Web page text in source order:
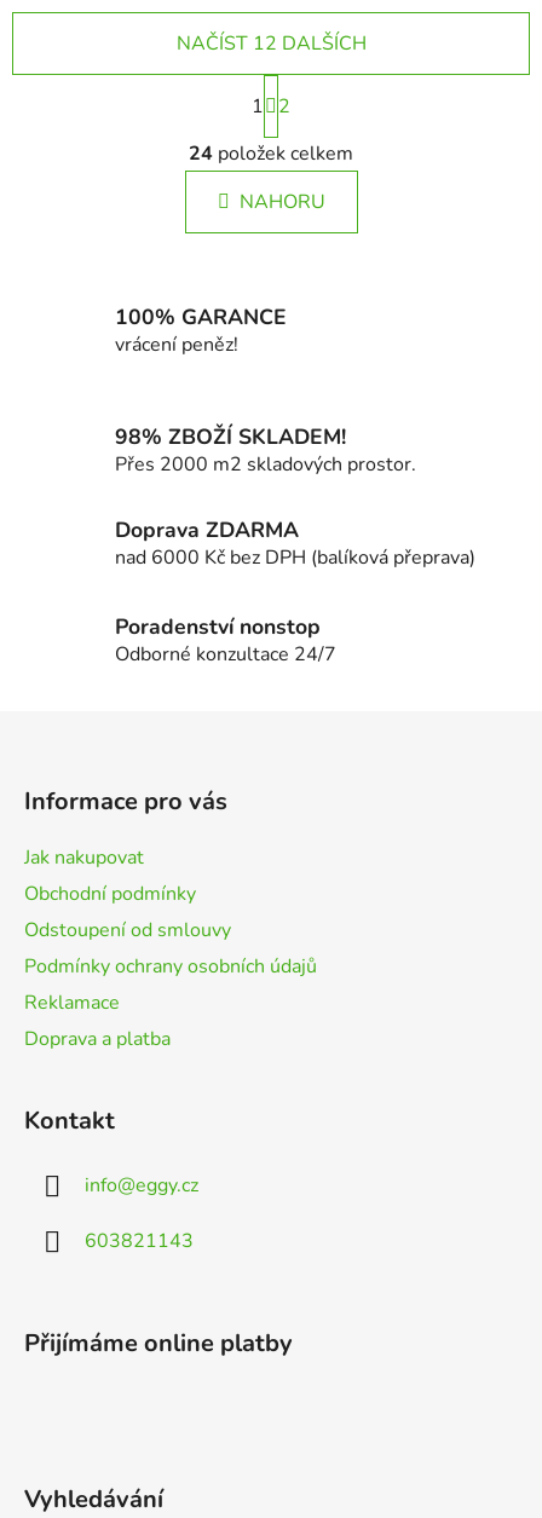
O
v
l
á
d
í
k
y
v
p
i
NAČÍST 12 DALŠÍCH
S
t
r
á
n
k
í
1
2
24 položek celkem
NAHORU
100% GARANCE
vrácení peněz!
98% ZBOŽÍ SKLADEM!
Přes 2000 m2 skladových prostor.
Doprava ZDARMA
nad 6000 Kč bez DPH (balíková přeprava)
Poradenství nonstop
Odborné konzultace 24/7
Informace pro vás
Jak nakupovat
Obchodní podmínky
Odstoupení od smlouvy
Podmínky ochrany osobních údajů
Reklamace
Doprava a platba
Kontakt
info@eggy.cz
603821143
Přijímáme online platby
Vyhledávání